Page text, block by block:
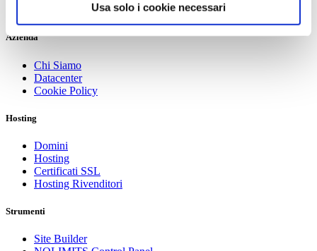
Usa solo i cookie necessari
Azienda
Chi Siamo
Datacenter
Cookie Policy
Hosting
Domini
Hosting
Certificati SSL
Hosting Rivenditori
Strumenti
Site Builder